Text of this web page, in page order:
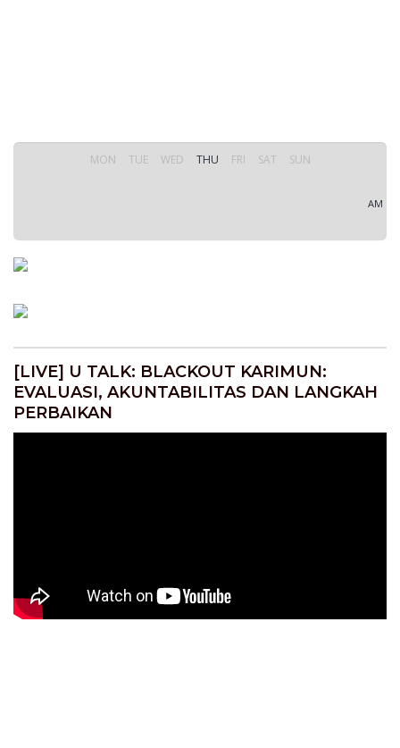
MON TUE WED THU FRI SAT SUN
AM
[LIVE] U TALK: BLACKOUT KARIMUN:
EVALUASI, AKUNTABILITAS DAN LANGKAH
PERBAIKAN